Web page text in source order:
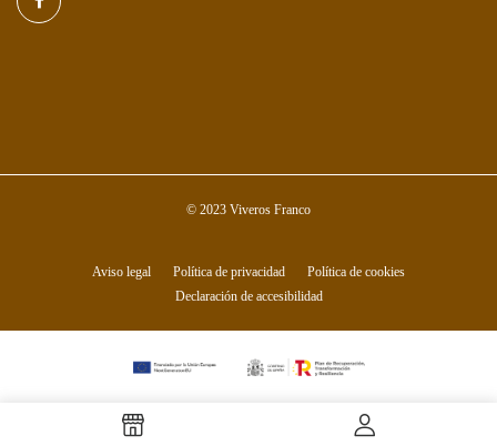
© 2023 Viveros Franco
Aviso legal Política de privacidad
Política de cookies
Declaración de accesibilidad